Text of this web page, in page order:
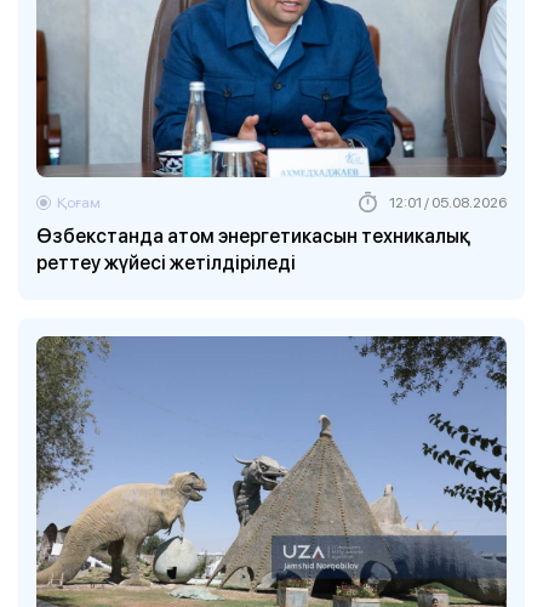
Өзбекстанда атом энергетикасын техникалық
реттеу жүйесі жетілдіріледі
Қоғам 12:01 / 05.08.2026